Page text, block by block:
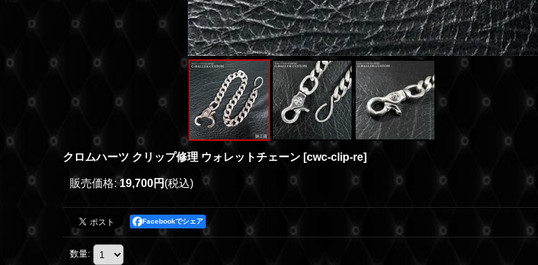
クロムハーツ クリップ修理 ウォレットチェーン [cwc-clip-re]
販売価格: 19,700円(税込)
Facebookでシェア
数量: